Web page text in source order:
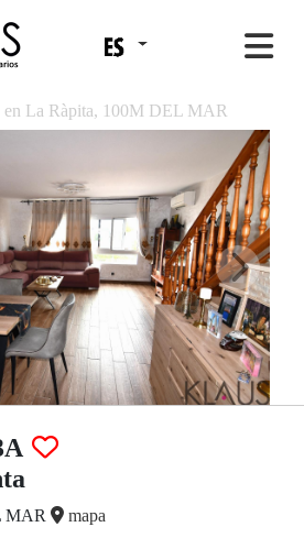
en La Ràpita, 100M DEL MAR
MAR mapa